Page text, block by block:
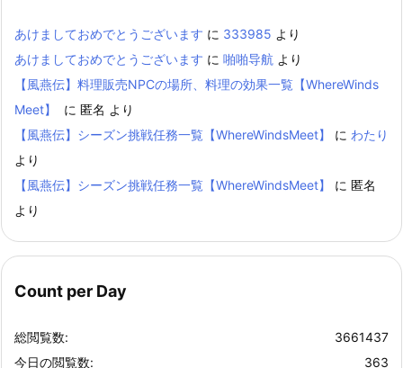
あけましておめでとうございます に 333985 より
あけましておめでとうございます に 啪啪导航 より
【風燕伝】料理販売NPCの場所、料理の効果一覧【WhereWinds
Meet】
に 匿名 より
【風燕伝】シーズン挑戦任務一覧【WhereWindsMeet】
に わたり
より
【風燕伝】シーズン挑戦任務一覧【WhereWindsMeet】
に 匿名
より
Count per Day
3661437
総閲覧数:
363
今日の閲覧数: